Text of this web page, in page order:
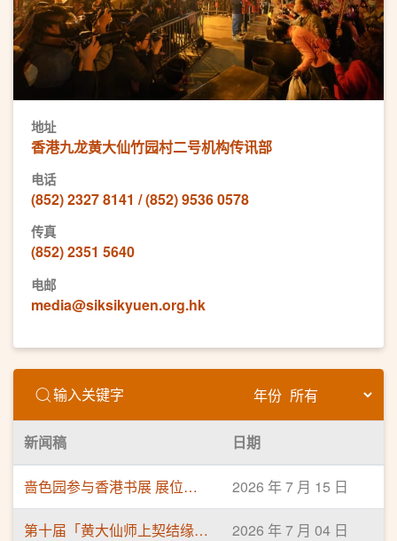
地址
香港九龙黄大仙竹园村二号机构传讯部
电话
(852) 2327 8141 / (852) 9536 0578
传真
(852) 2351 5640
电邮
media@siksikyuen.org.hk
年份
新闻稿 日期
啬色园参与香港书展 展位化身黄大仙师坛场 解构「大仙文创」大热设计 票选黄大仙祠代表香气 2026 年 7 月 15 日
第十届「黄大仙师上契结缘仪式」圆满举行 300名善信与仙师结缘 日後依「仙师十训」行善 2026 年 7 月 04 日